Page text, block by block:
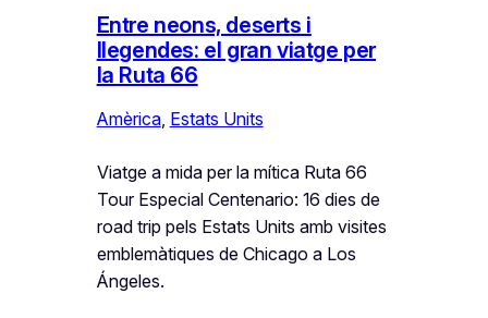
Entre neons, deserts i
llegendes: el gran viatge per
la Ruta 66
Amèrica, Estats Units
Viatge a mida per la mítica Ruta 66
Tour Especial Centenario: 16 dies de
road trip pels Estats Units amb visites
emblemàtiques de Chicago a Los
Ángeles.